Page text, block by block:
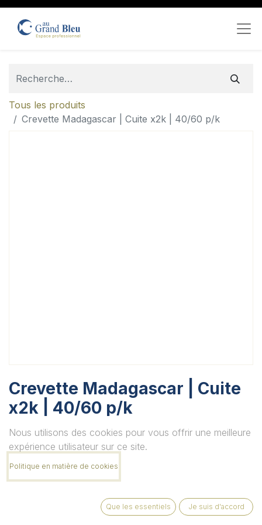
Tous les produits
Crevette Madagascar | Cuite x2k | 40/60 p/k
Crevette Madagascar | Cuite
x2k | 40/60 p/k
Unité
Quantité
Nous utilisons des cookies pour vous offrir une meilleure
expérience utilisateur sur ce site.
Politique en matière de cookies
Que les essentiels Je suis d'accord